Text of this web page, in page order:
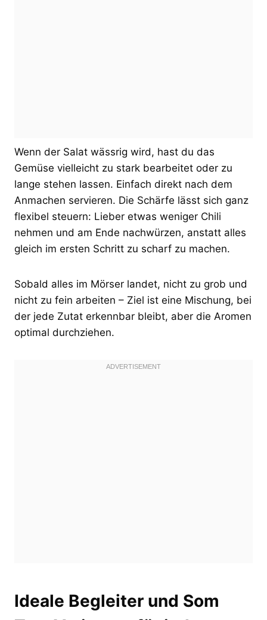
Wenn der Salat wässrig wird, hast du das
Gemüse vielleicht zu stark bearbeitet oder zu
lange stehen lassen. Einfach direkt nach dem
Anmachen servieren. Die Schärfe lässt sich ganz
flexibel steuern: Lieber etwas weniger Chili
nehmen und am Ende nachwürzen, anstatt alles
gleich im ersten Schritt zu scharf zu machen.
Sobald alles im Mörser landet, nicht zu grob und
nicht zu fein arbeiten – Ziel ist eine Mischung, bei
der jede Zutat erkennbar bleibt, aber die Aromen
optimal durchziehen.
Ideale Begleiter und Som